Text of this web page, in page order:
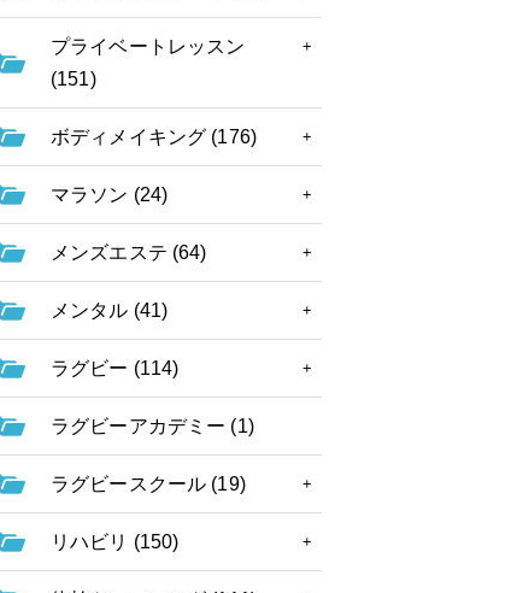
プライベートレッスン
(151)
ボディメイキング (176)
マラソン (24)
メンズエステ (64)
メンタル (41)
ラグビー (114)
ラグビーアカデミー (1)
ラグビースクール (19)
リハビリ (150)